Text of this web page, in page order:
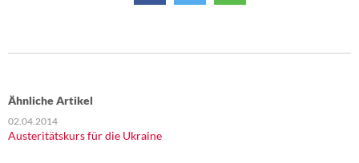
Ähnliche Artikel
02.04.2014
Austeritätskurs für die Ukraine